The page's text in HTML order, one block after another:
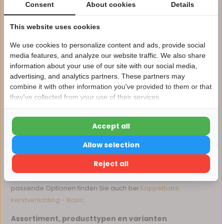
buitengebruik en combineert gebruiksgemak met een
warme, feestelijke uitstraling Weitere passende Optionen
Basic.
Toepassingen van koppelbare kerstverlichting
clusterverlichting
Deze clusterverlichting is uitermate geschikt voor het
koppelbare functie maakt het eenvoudig om de verlichting
aan te passen aan verschillende formaten en vormen, wat
ideaal is bij grotere decoraties. Dankzij de duurzame
materialen en vaak IP44-classificatie is de verlichting
bestand tegen regen en sneeuw, waardoor u ook buiten
langdurig kunt genieten van een sfeervolle kerst Weitere
passende Optionen finden Sie auch bei Koppelbare
kerstverlichting - Basic.
Assortiment, producttypen en varianten
Nu 15% korting
15korting
15% korting
Verder winkelen
Consent About cookies Details
This website uses cookies
We use cookies to personalize content and ads, provide social
media features, and analyze our website traffic. We also share
information about your use of our site with our social media,
advertising, and analytics partners. These partners may
combine it with other information you've provided to them or that
they've collected from your use of their services.
Reject all
Allow selection
Accept all